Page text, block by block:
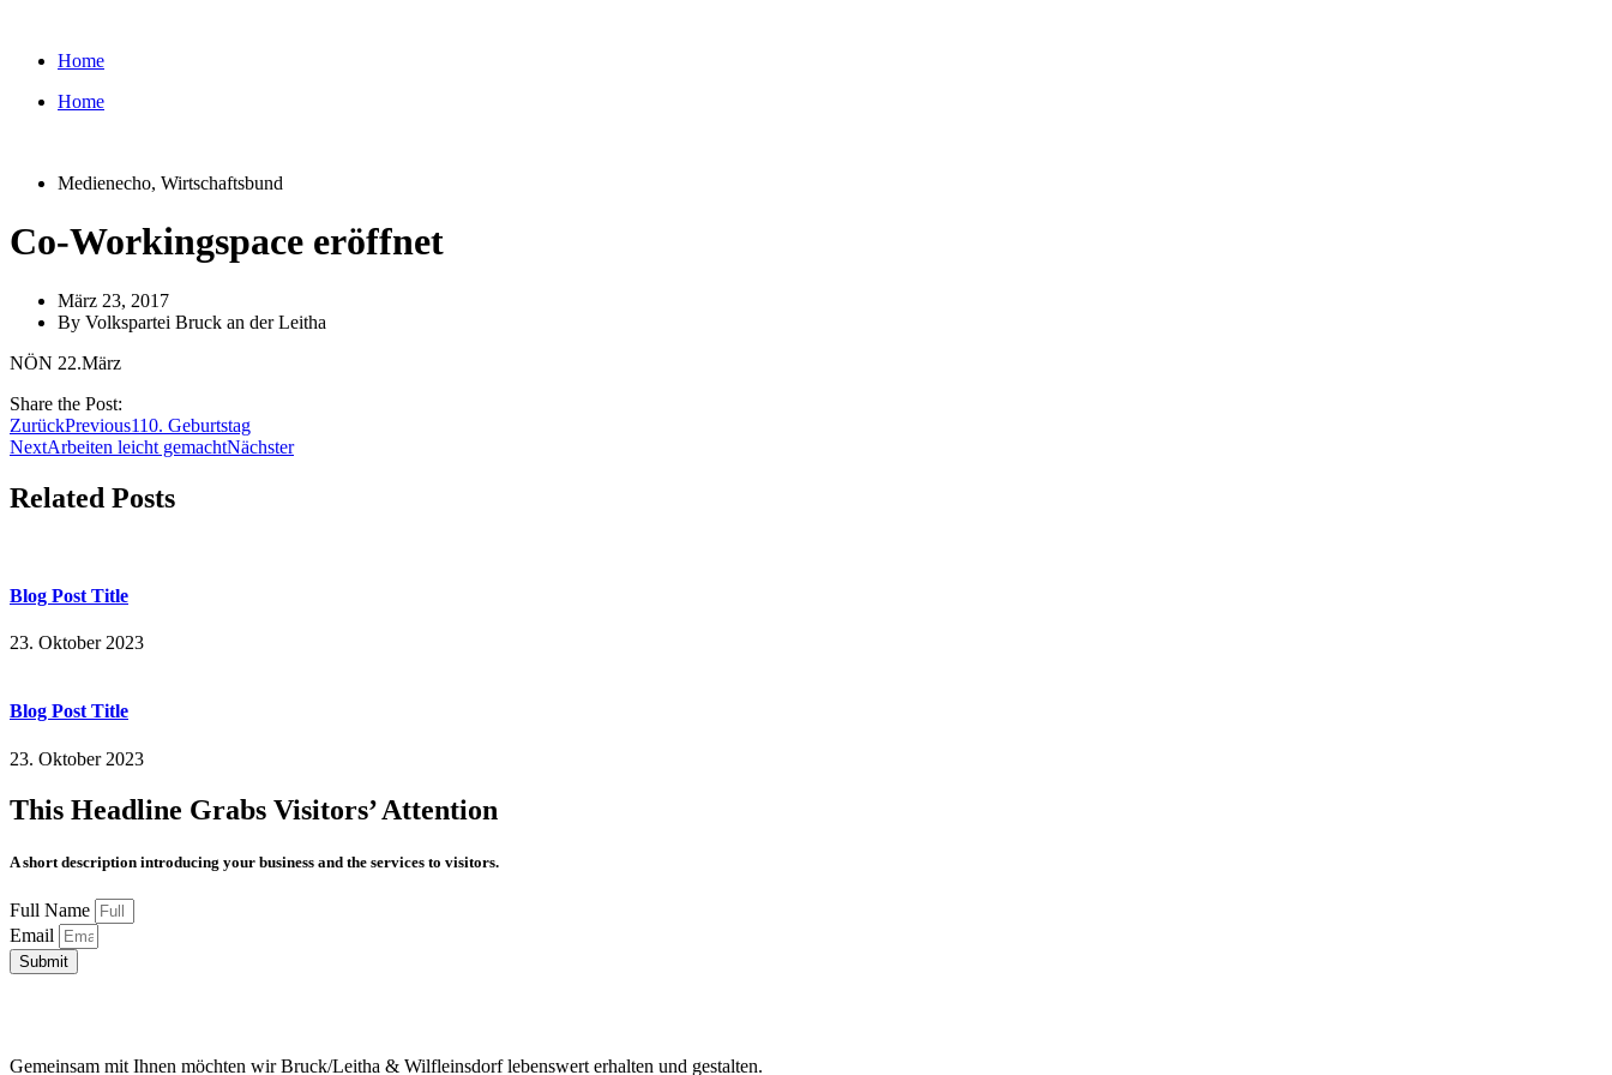
wechselnHome
Home
Medienecho, Wirtschaftsbund
Co-Workingspace eröffnet
März 23, 2017
By Volkspartei Bruck an der Leitha
NÖN 22.März
Share the Post:
ZurückPrevious110. Geburtstag
NextArbeiten leicht gemachtNächster
Related Posts
Blog Post Title
23. Oktober 2023
Blog Post Title
23. Oktober 2023
This Headline Grabs Visitors’ Attention
A short description introducing your business and the services to visitors.
Full Name
Email
Submit
Gemeinsam mit Ihnen möchten wir Bruck/Leitha & Wilfleinsdorf lebenswert erhalten und gestalten.